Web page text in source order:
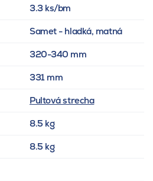
3.3 ks/bm
Samet - hladká, matná
320-340 mm
331 mm
Pultová strecha
8.5 kg
8.5 kg